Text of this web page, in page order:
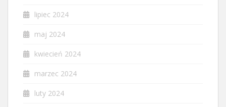
lipiec 2024
maj 2024
kwiecień 2024
marzec 2024
luty 2024